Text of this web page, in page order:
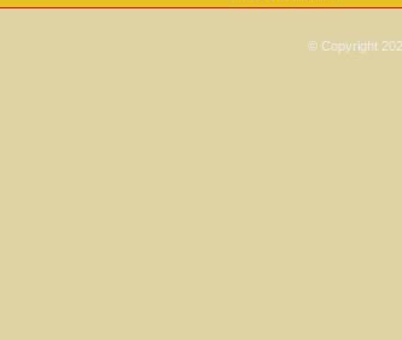
© Copyright